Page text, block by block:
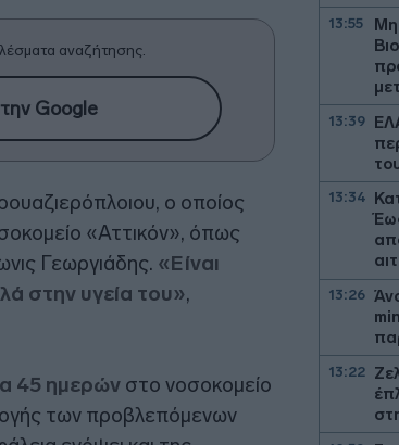
αναζήτησης.
Google
ο οποίος
«Αττικόν», όπως
Γεωργιάδης. «Είναι
στην υγεία του»,
45 ημερών στο νοσοκομείο
των προβλεπόμενων
13:55
13:39
13:34
13:26
13:22